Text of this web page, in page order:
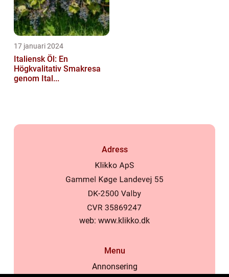
17 januari 2024
Italiensk Öl: En
Högkvalitativ Smakresa
genom Ital...
Adress
web: www.klikko.dk
Menu
Annonsering